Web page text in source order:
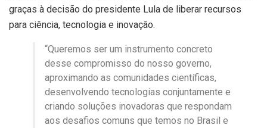
graças à decisão do presidente Lula de liberar recursos
para ciência, tecnologia e inovação.
“Queremos ser um instrumento concreto
desse compromisso do nosso governo,
aproximando as comunidades científicas,
desenvolvendo tecnologias conjuntamente e
criando soluções inovadoras que respondam
aos desafios comuns que temos no Brasil e